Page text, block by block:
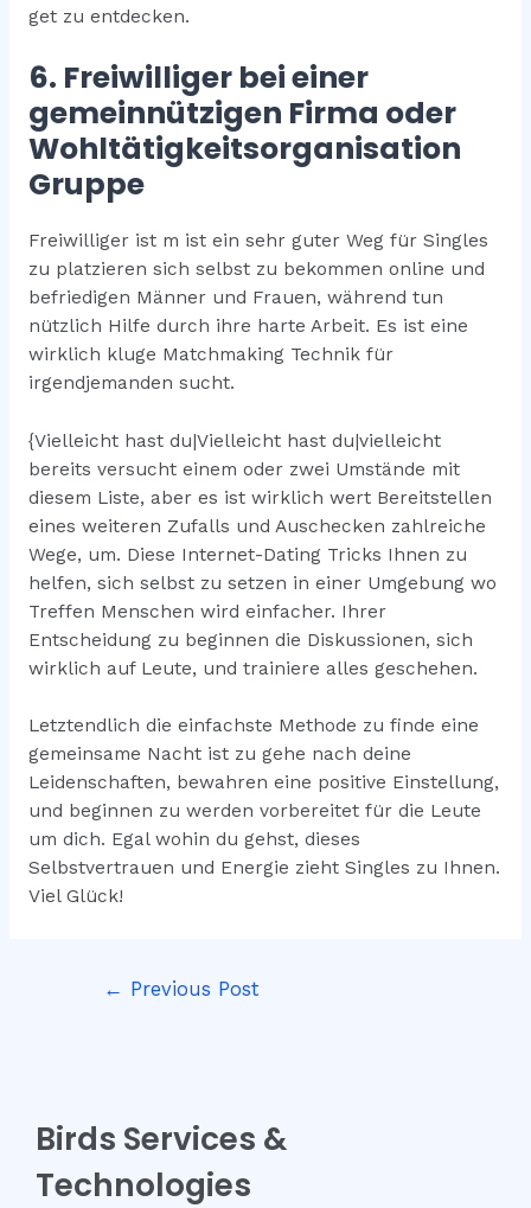
get zu entdecken.
6. Freiwilliger bei einer
gemeinnützigen Firma oder
Wohltätigkeitsorganisation
Gruppe
Freiwilliger ist m ist ein sehr guter Weg für Singles
zu platzieren sich selbst zu bekommen online und
befriedigen Männer und Frauen, während tun
nützlich Hilfe durch ihre harte Arbeit. Es ist eine
wirklich kluge Matchmaking Technik für
irgendjemanden sucht.
{Vielleicht hast du|Vielleicht hast du|vielleicht
bereits versucht einem oder zwei Umstände mit
diesem Liste, aber es ist wirklich wert Bereitstellen
eines weiteren Zufalls und Auschecken zahlreiche
Wege, um. Diese Internet-Dating Tricks Ihnen zu
helfen, sich selbst zu setzen in einer Umgebung wo
Treffen Menschen wird einfacher. Ihrer
Entscheidung zu beginnen die Diskussionen, sich
wirklich auf Leute, und trainiere alles geschehen.
Letztendlich die einfachste Methode zu finde eine
gemeinsame Nacht ist zu gehe nach deine
Leidenschaften, bewahren eine positive Einstellung,
und beginnen zu werden vorbereitet für die Leute
um dich. Egal wohin du gehst, dieses
Selbstvertrauen und Energie zieht Singles zu Ihnen.
Viel Glück!
← Previous Post
Birds Services &
Technologies